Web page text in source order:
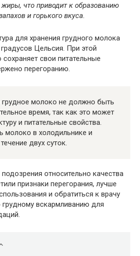
что приводит к образованию
и горького вкуса.
для хранения грудного молока
Цельсия. При этой
свои питательные
перегоранию.
молоко не должно быть
время, так как это может
и питательные свойства.
молоко в холодильнике и
двух суток.
относительно качества
признаки перегорания, лучше
и обратиться к врачу
грудному вскармливанию для